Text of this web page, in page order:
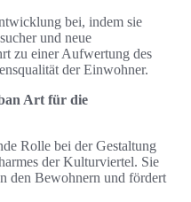
bei, indem sie
und neue
zu einer Aufwertung des
der Einwohner.
Art für die
Rolle bei der Gestaltung
der Kulturviertel. Sie
den Bewohnern und fördert